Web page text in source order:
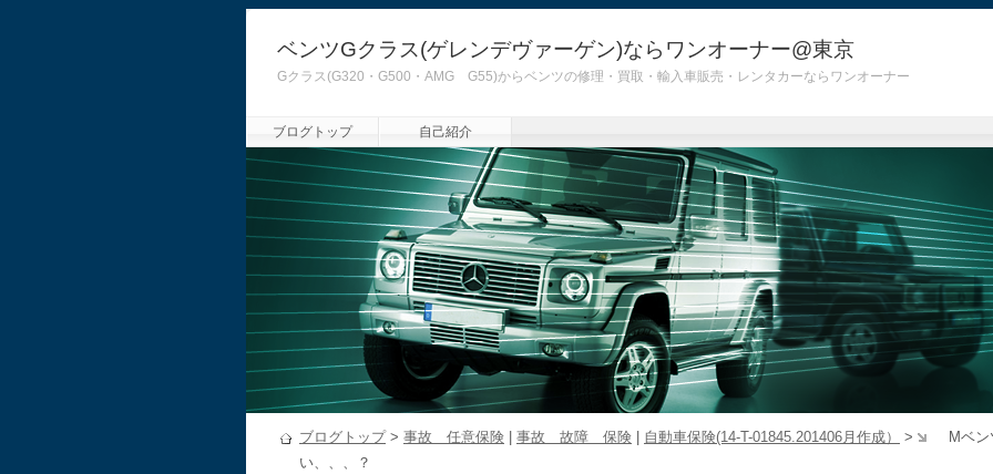
ベンツGクラス(ゲレンデヴァーゲン)ならワンオーナー@東京
Gクラス(G320・G500・AMG G55)からベンツの修理・買取・輸入車販売・レンタカーならワンオーナー
ブログトップ 自己紹介
ブログトップ> 事故 任意保険 事故 故障 保険 自動車保険(14-T-01845.201406月作成） >
Mベン
い、、、？